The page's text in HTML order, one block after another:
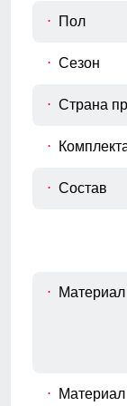
КарманE
Пол
Сезон
Страна
Состав
Материал